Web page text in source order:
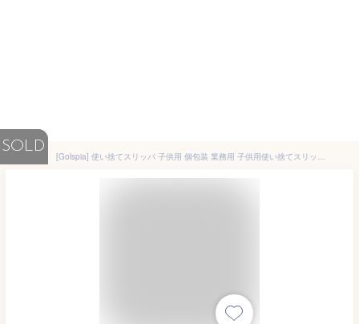
SOLD
[Golspia] 使い捨てスリッパ 子供用 個包装 業務用 子供用使い捨てスリッパ 10足 セット 白